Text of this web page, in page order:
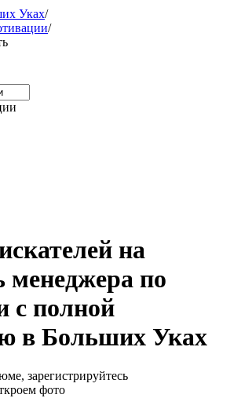
Уках/
/
на
менеджера по
с полной
в Больших Уках
зарегистрируйтесь
фото